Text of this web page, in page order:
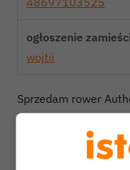
ogłoszenie
wojtii
Sprzedam rower
bardzo dobrym .
Do roweru
,lampki ,dzwonek ,